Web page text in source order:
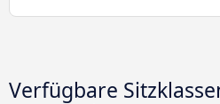
Verfügbare